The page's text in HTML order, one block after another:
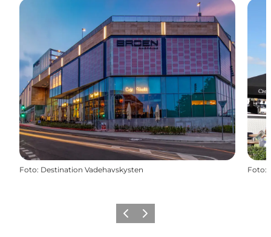
Foto: Destination Vadehavskysten Foto:
ForrigeNæste